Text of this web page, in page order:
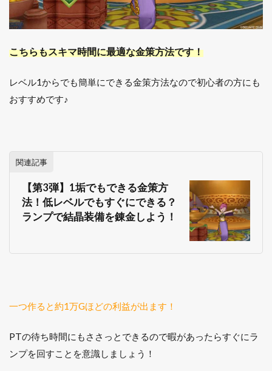
こちらもスキマ時間に最適な金策方法です！
レベル1からでも簡単にできる金策方法なので初心者の方にも
おすすめです♪
関連記事
【第3弾】1垢でもできる金策方
法！低レベルでもすぐにできる？
ランプで結晶装備を錬金しよう！
一つ作ると約1万Gほどの利益が出ます！
PTの待ち時間にもささっとできるので暇があったらすぐにラ
ンプを回すことを意識しましょう！